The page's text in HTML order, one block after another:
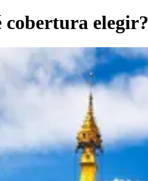
cobertura elegir?